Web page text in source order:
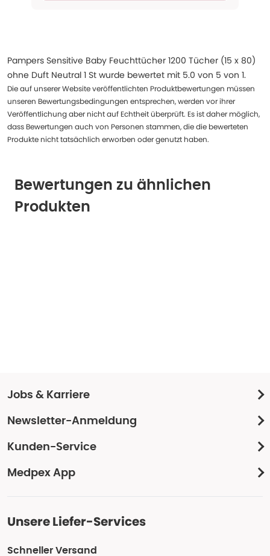
Pampers Sensitive Baby Feuchttücher 1200 Tücher (15 x 80)
ohne Duft Neutral 1 St wurde bewertet mit 5.0 von 5 von 1.
Die auf unserer Website veröffentlichten Produktbewertungen müssen
unseren Bewertungsbedingungen entsprechen, werden vor ihrer
Veröffentlichung aber nicht auf Echtheit überprüft. Es ist daher möglich,
dass Bewertungen auch von Personen stammen, die die bewerteten
Produkte nicht tatsächlich erworben oder genutzt haben.
Bewertungen zu ähnlichen
Produkten
Jobs & Karriere
Newsletter-Anmeldung
Kunden-Service
Medpex App
Unsere Liefer-Services
Schneller Versand